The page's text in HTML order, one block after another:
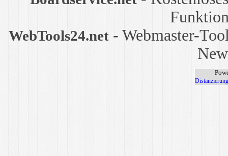
WebTools24.net - Webmaster-